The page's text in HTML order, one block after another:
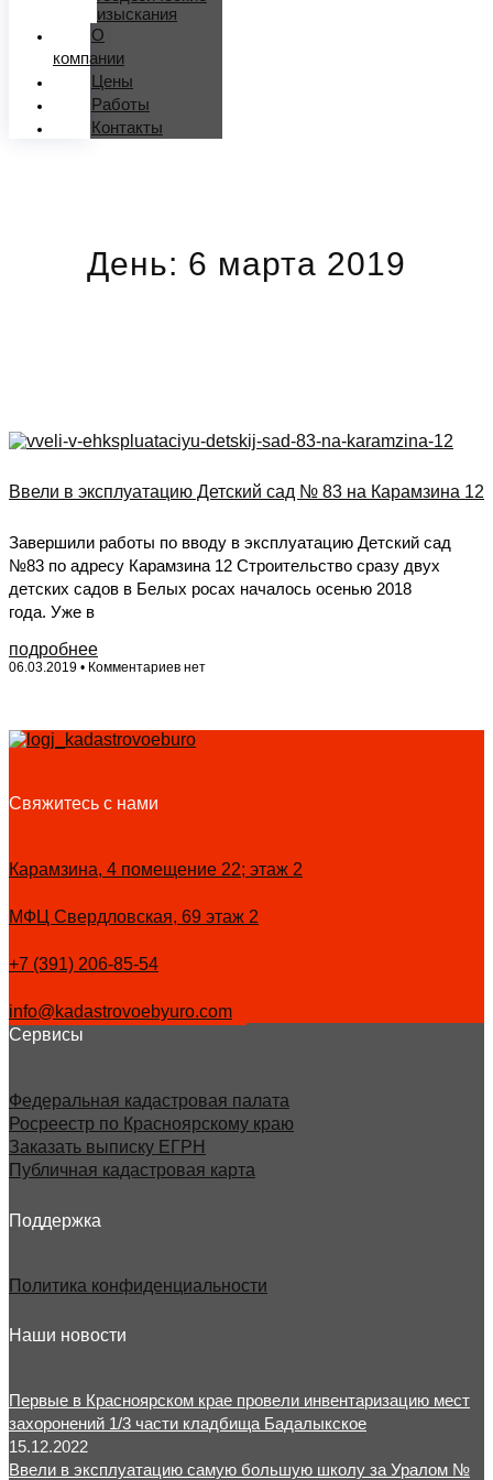
изыскания
О
компании
Цены
Работы
Контакты
День: 6 марта 2019
Ввели в эксплуатацию Детский сад № 83 на Карамзина 12
Завершили работы по вводу в эксплуатацию Детский сад
№83 по адресу Карамзина 12 Строительство сразу двух
детских садов в Белых росах началось осенью 2018
года. Уже в
подробнее
06.03.2019 Комментариев нет
Свяжитесь с нами
Карамзина, 4 помещение 22; этаж 2
МФЦ Свердловская, 69 этаж 2
+7 (391) 206-85-54
info@kadastrovoebyuro.com
Сервисы
Федеральная кадастровая палата
Росреестр по Красноярскому краю
Заказать выписку ЕГРН
Публичная кадастровая карта
Поддержка
Политика конфиденциальности
Наши новости
Первые в Красноярском крае провели инвентаризацию мест
захоронений 1/3 части кладбища Бадалыкское
15.12.2022
Ввели в эксплуатацию самую большую школу за Уралом №